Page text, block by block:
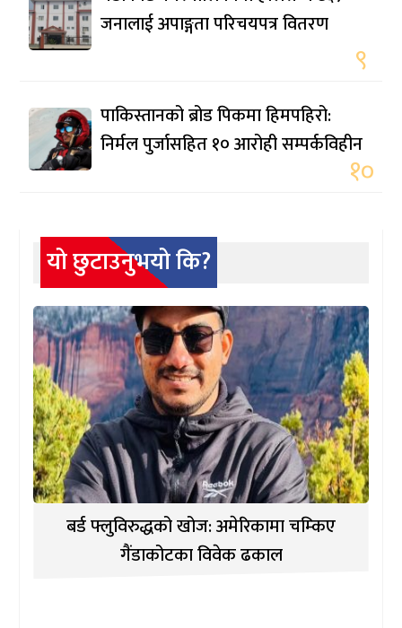
जनालाई अपाङ्गता परिचयपत्र वितरण
९
पाकिस्तानको ब्रोड पिकमा हिमपहिरो:
निर्मल पुर्जासहित १० आरोही सम्पर्कविहीन
१०
यो छुटाउनुभयो कि?
बर्ड फ्लुविरुद्धको खोज: अमेरिकामा चम्किए
गैंडाकोटका विवेक ढकाल